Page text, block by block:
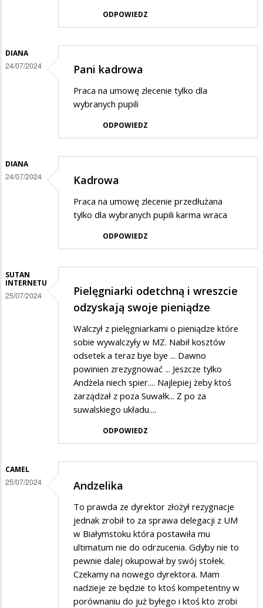
ODPOWIEDZ
DIANA
24/07/2024 Pani kadrowa
Praca na umowę zlecenie tylko dla
wybranych pupili
ODPOWIEDZ
DIANA
24/07/2024 Kadrowa
Praca na umowę zlecenie przedłużana
tylko dla wybranych pupili karma wraca
ODPOWIEDZ
SUTAN
INTERNETU
25/07/2024
Pielęgniarki odetchną i wreszcie
odzyskają swoje pieniądze
Walczył z pielęgniarkami o pieniądze które
sobie wywalczyły w MZ. Nabił kosztów
odsetek a teraz bye bye ... Dawno
powinien zrezygnować ... Jeszcze tylko
Andżela niech spier.... Najlepiej żeby ktoś
zarządzał z poza Suwałk... Z po za
suwalskiego układu....
ODPOWIEDZ
CAMEL
25/07/2024 Andzelika
To prawda ze dyrektor złożył rezygnacje
jednak zrobił to za sprawa delegacji z UM
w Białymstoku która postawiła mu
ultimatum nie do odrzucenia. Gdyby nie to
pewnie dalej okupował by swój stołek.
Czekamy na nowego dyrektora. Mam
nadzieje ze będzie to ktoś kompetentny w
porównaniu do już byłego i ktoś kto zrobi